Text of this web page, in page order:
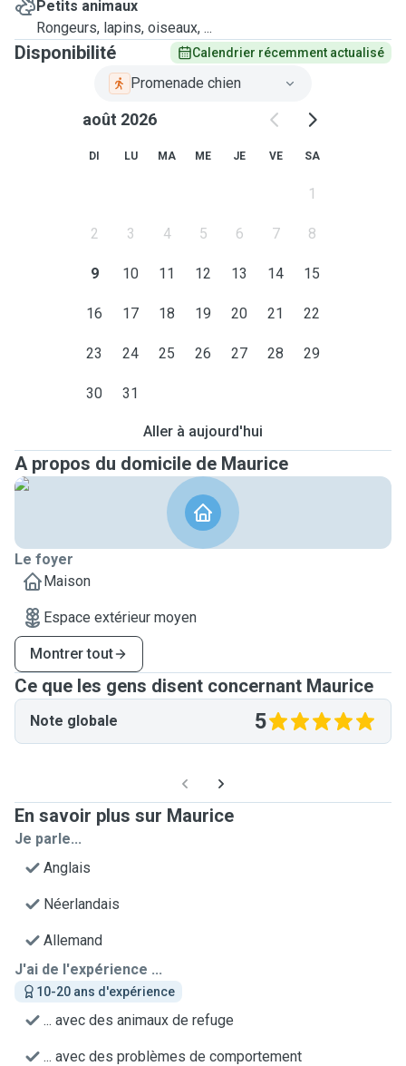
Petits animaux
Rongeurs, lapins, oiseaux, ...
Disponibilité Calendrier récemment actualisé
Promenade chien
août 2026
DI LU MA ME JE VE SA
1
2 3 4 5 6 7 8
9 10 11 12 13 14 15
16 17 18 19 20 21 22
23 24 25 26 27 28 29
30 31
Aller à aujourd'hui
A propos du domicile de Maurice
Le foyer
Maison
Espace extérieur moyen
Montrer tout
Ce que les gens disent concernant Maurice
Note globale 5
En savoir plus sur Maurice
Je parle...
Anglais
Néerlandais
Allemand
J'ai de l'expérience ...
10-20 ans d'expérience
... avec des animaux de refuge
... avec des problèmes de comportement